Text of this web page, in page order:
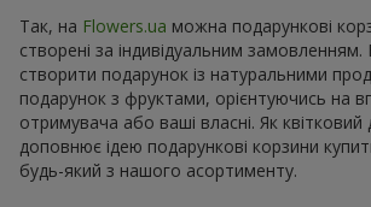
Так, на Flowers.ua можна подарункові
створені за індивідуальним
створити подарунок із натуральними
подарунок з фруктами, орієнтуючись на
отримувача або ваші власні. Як
доповнює ідею подарункові корзини
будь-який з нашого асортименту.